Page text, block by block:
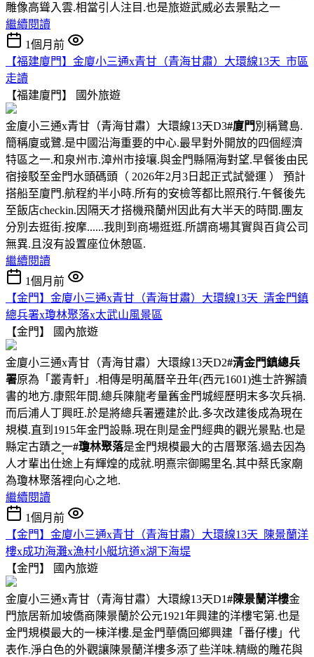
雕像高聳入雲.相當引人注目.也是旅遊武威必去景點之一
繼續閱讀
1個月前
【福建廈門】金廈小三通x青甘（青海甘肅）大環線13天_市區
走讀
【福建廈門】
國外旅遊
金廈小三通x青甘（青海甘肅）大環線13天D3#廈門別稱鷺島.
簡稱廈或鷺.是中國沿海重要的中心.最早對外開放的四個經濟
特區之一.和泉州市.漳州市接壤.與金門縣隔海對望.早餐後由民
宿接駁至金門水頭碼頭（ 2026年2月3日起正式試營運 ） 預計
搭船至廈門.航程約半小時.所有的安檢等都比照飛行.午餐後先
至飯店checkin.因隔天才搭機飛蘭州因此有大半天的時間.團友
分別去逛街.按摩......我則到商場逛逛.所謂商場其實與百貨公司
無異.且沒有設置座位休憩區.
繼續閱讀
1個月前
【金門】金廈小三通x青甘（青海甘肅）大環線13天_清金門鎮
總兵署x瓊林聚落x太武山風景區
【金門】
國內旅遊
金廈小三通x青甘（青海甘肅）大環線13天D2#清金門鎮總兵
署原為「叢青軒」.相傳是明萬曆辛丑年(西元1601)進士許獬讀
書的地方.康熙年間.總兵陳龍考量舊金門城經歷明末多次兵禍.
而后浦人丁興旺.於是將總兵署遷建於此.多次改建後成為現在
規模.直到1915年金門設縣.現在則是金門經典的觀光景點.也是
縣定古蹟之一〪#瓊林聚落是金門規模最大的古厝聚落.過去因為
人才輩出仕途上有輝煌的成就.明熹宗御賜里名.其中蔡氏家廟
為瓊林聚落裡向心之地.
繼續閱讀
1個月前
【金門】金廈小三通x青甘（青海甘肅）大環線13天_陳景蘭洋
樓x成功海灘x漁村小艇坑道x湖下海堤
【金門】
國內旅遊
金廈小三通x青甘（青海甘肅）大環線13天D1#陳景蘭洋樓金
門旅居新加坡僑商陳景蘭於公元1921年興建的洋樓宅第.也是
金門規模最大的一棟洋樓.是金門華僑回鄉興建「番仔樓」代
表作.淨白色的外觀讓陳景蘭洋樓多添了些洋味.精緻的雕花與